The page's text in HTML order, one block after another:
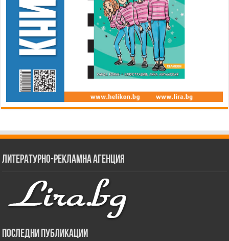
Литературно-рекламна агенция
Последни публикации